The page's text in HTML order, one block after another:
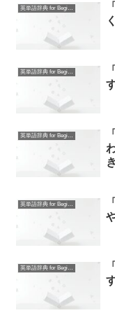
英単語辞典 for Beginners
英単語辞典 for Beginners
英単語辞典 for Beginners
英単語辞典 for Beginners
英単語辞典 for Beginners